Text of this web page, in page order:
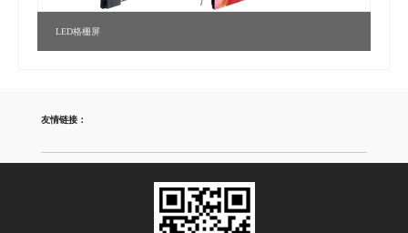
LED格栅屏
友情链接：